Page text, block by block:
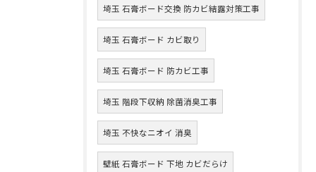
埼玉 石膏ボード交換 防カビ結露対策工事
埼玉 石膏ボード カビ取り
埼玉 石膏ボード 防カビ工事
埼玉 階段下収納 除菌消臭工事
埼玉 不快なニオイ 消臭
壁紙 石膏ボード 下地 カビだらけ